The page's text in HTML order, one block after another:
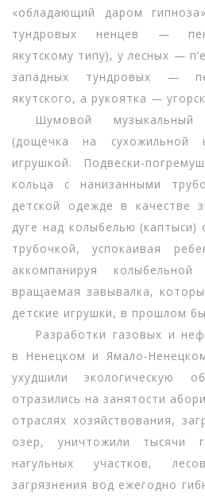
«обладающий даром
тундровых ненцев —
якутскому типу), у лесных —
западных тундровых —
якутского, а рукоятка —
Шумовой музыкальный
(дощечка на сухожильной
игрушкой. Подвески-
кольца с нанизанными
детской одежде в качестве
дуге над колыбелью (каптыси)
трубочкой, успокаивая
аккомпанируя
вращаемая завывалка,
детские игрушки, в прошлом
Разработки газовых и
в Ненецком и Ямало-
ухудшили экологическую
отразились на занятости
отраслях хозяйствования,
озер, уничтожили тысячи
нагульных участков,
загрязнения вод ежегодно